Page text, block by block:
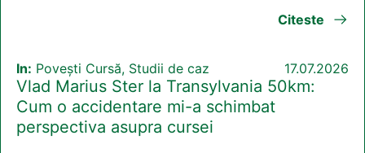
Citeste
In: Povești Cursă, Studii de caz 17.07.2026
Vlad Marius Ster la Transylvania 50km:
Cum o accidentare mi-a schimbat
perspectiva asupra cursei